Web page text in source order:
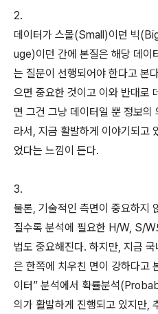
2.
데이터가 스몰(Small)이던 빅
uge)이던 간에 본질은 해당 데이
는 질문이 선행되어야 한다고 본
으면 중요한 것이고 이와 반대로
면 그건 그냥 데이터일 뿐 정보
라서, 지금 활발하게 이야기되고
었다는 느낌이 든다.
3.
물론, 기술적인 측면이 중요하지
질수록 분석에 필요한 H/W, S/W
법도 중요해진다. 하지만, 지금
은 한쪽에 치우친 면이 강하다고
이터” 분석에서 확률분석
의가 활발하게 진행되고 있지만